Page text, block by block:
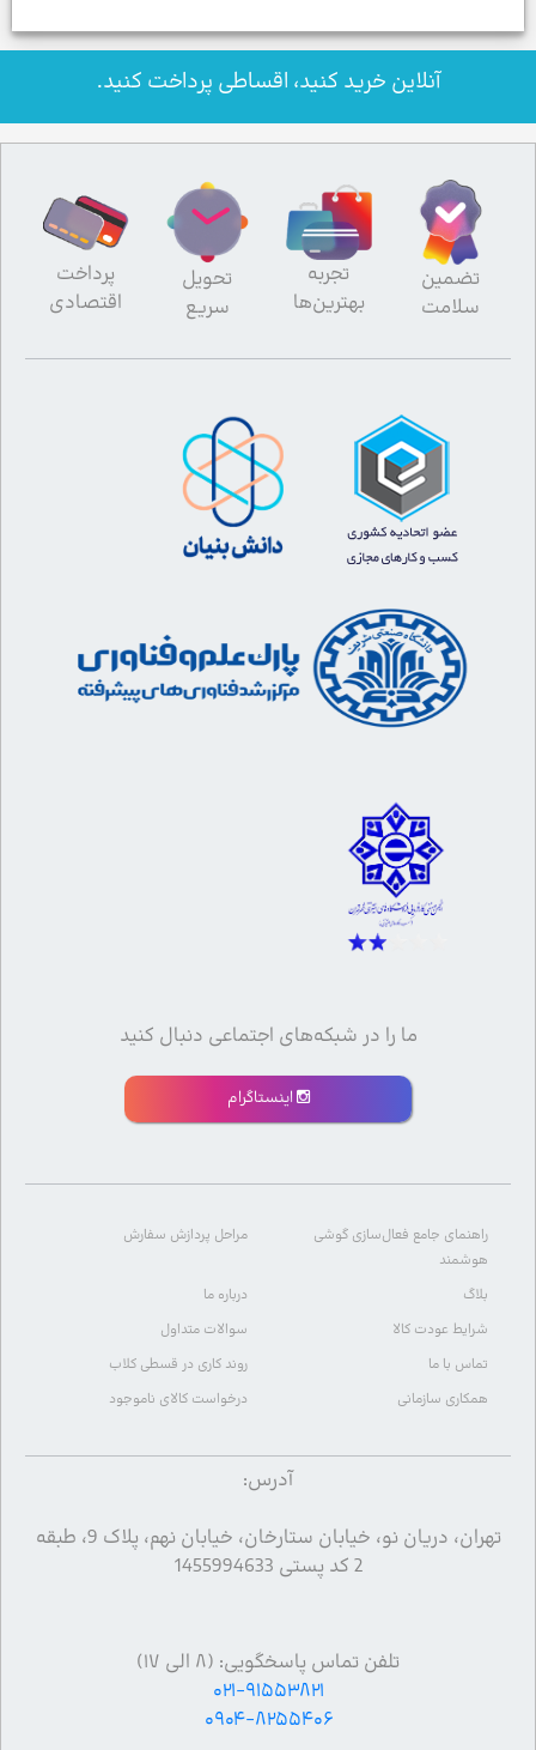
آنلاین خرید کنید، اقساطی پرداخت کنید.
تضمین
سلامت
تجربه
بهترین‌ها
تحویل
سریع
پرداخت
اقتصادی
ما را در شبکه‌های اجتماعی دنبال کنید
اینستاگرام
راهنمای جامع فعال‌سازی گوشی
هوشمند
مراحل پردازش سفارش
بلاگ
درباره ما
شرایط عودت کالا
سوالات متداول
تماس با ما
روند کاری در قسطی کلاب
همکاری سازمانی
درخواست کالای ناموجود
آدرس:
تهران، دریان نو، خیابان ستارخان، خیابان نهم، پلاک 9، طبقه
2 کد پستی 1455994633
تلفن تماس پاسخگویی: (۸ الی ۱۷)
۰۲۱-۹۱۵۵۳۸۲۱
۰۹۰۴-۸۲۵۵۴۰۶